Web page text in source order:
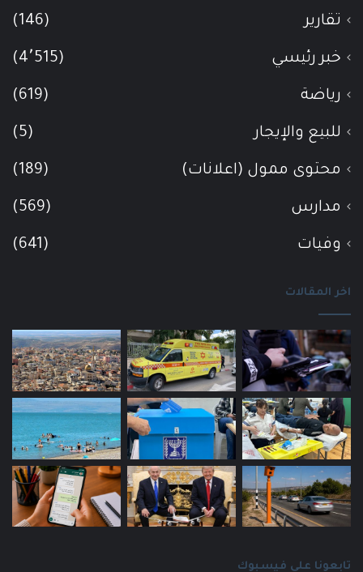
تقارير (146)
خبر رئيسي (4٬515)
رياضة (619)
للبيع والإيجار (5)
محتوى ممول (اعلانات) (189)
مدارس (569)
وفيات (641)
اخر المقالات
تابعونا على فيسبوك